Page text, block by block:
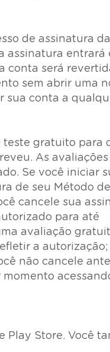
de assinatura
assinatura entrará
conta será
sem abrir uma
sua conta a
teste gratuito para
As
Se você iniciar
de seu Método
cancele sua
para até
avaliação
a
não cancele
Play Store. Você